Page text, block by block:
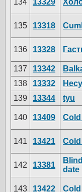
134 13329
135 13318
136 13328
137 13342
138
13332
139
13344 tyu
140 13409 Cold
141 13421 Cold
142 13381
date
143 13422 Cold